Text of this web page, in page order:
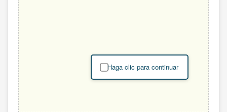
Haga clic para continuar